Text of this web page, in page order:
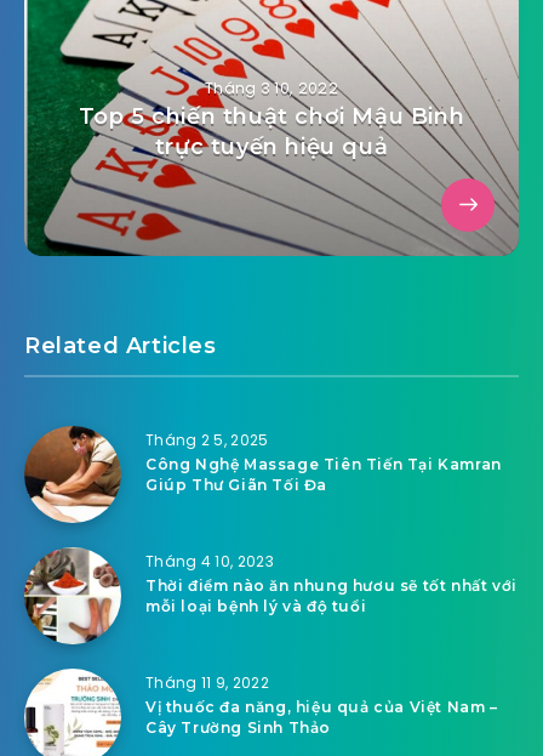
Tháng 3 10, 2022
Top 5 chiến thuật chơi Mậu Binh
trực tuyến hiệu quả
Related Articles
Tháng 2 5, 2025
Công Nghệ Massage Tiên Tiến Tại Kamran
Giúp Thư Giãn Tối Đa
Tháng 4 10, 2023
Thời điểm nào ăn nhung hươu sẽ tốt nhất với
mỗi loại bệnh lý và độ tuổi
Tháng 11 9, 2022
Vị thuốc đa năng, hiệu quả của Việt Nam –
Cây Trường Sinh Thảo